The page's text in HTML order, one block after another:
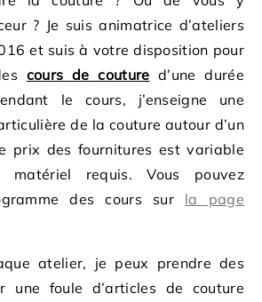
? Je suis animatrice d’ateliers
et suis à votre disposition pour
cours de couture d’une durée
le cours, j’enseigne une
de la couture autour d’un
prix des fournitures est variable
requis. Vous pouvez
des cours sur la page
atelier, je peux prendre des
une foule d’articles de couture